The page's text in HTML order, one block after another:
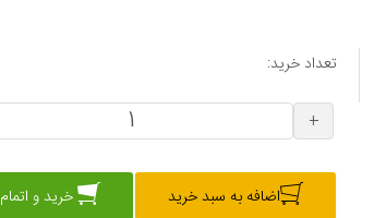
تعداد خرید:
+
اضافه به سبد خرید خرید و اتمام